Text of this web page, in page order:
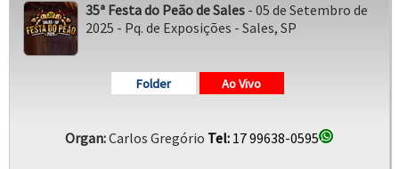
35ª Festa do Peão de Sales- 05 de Setembro de
2025 - Pq. de Exposições - Sales, SP
Folder Ao Vivo
Organ:Carlos Gregório Tel: 17 99638-0595